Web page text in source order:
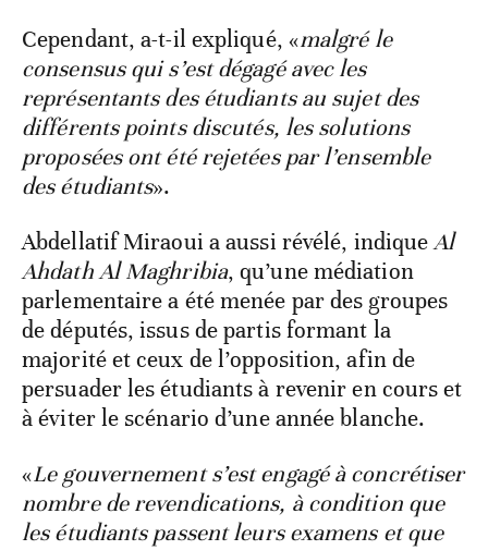
Cependant, a-t-il expliqué, «malgré le
consensus qui s’est dégagé avec les
représentants des étudiants au sujet des
différents points discutés, les solutions
proposées ont été rejetées par l’ensemble
des étudiants».
Abdellatif Miraoui a aussi révélé, indiqueAl
Ahdath Al Maghribia, qu’une médiation
parlementaire a été menée par des groupes
de députés, issus de partis formant la
majorité et ceux de l’opposition, afin de
persuader les étudiants à revenir en cours et
à éviter le scénario d’une année blanche.
«Le gouvernement s’est engagé à concrétiser
nombre de revendications, à condition que
les étudiants passent leurs examens et que